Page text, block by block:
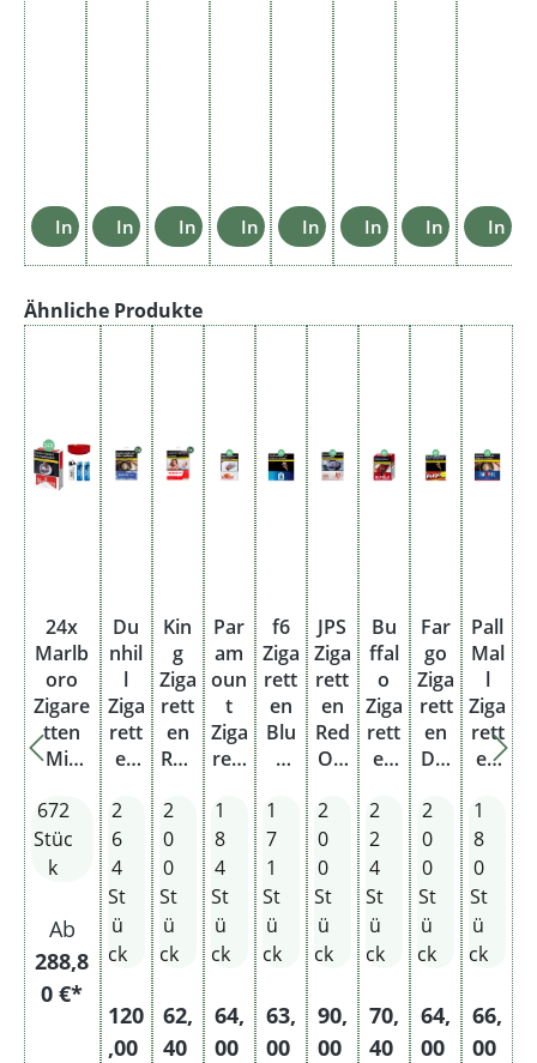
In den Warenkorb
In den Warenkorb
In den Warenkorb
In den Warenkorb
In den Warenkorb
In den Warenkorb
In den In
Produktgalerie überspringen
Ähnliche Produkte
24x
Marlb
oro
Zigare
tten
Mix
2x
Elektr
o-
euge +
1x
Sturm
feuerz
672
Stüc
k
Ab
288,8
0 €*
Du
nhil
l
Ziga
rett
en
e
Gig
a
Sta
nge
2
6
4
St
ü
ck
120
,00
Kin
g
Ziga
rett
en
Red
ue
Pac
k
Sta
nge
2
0
0
St
ü
ck
62,
40
Par
am
oun
t
Ziga
rett
Red
XL
Sta
nge
1
8
4
St
ü
ck
64,
00
f6
Ziga
rett
en
Blu
e
Sta
nge
1
7
1
St
ü
ck
63,
00
JPS
Ziga
rett
en
Red
Ori
al
Pac
k
Sta
nge
2
0
0
St
ü
ck
90,
00
Bu
ffal
o
Ziga
rett
en
Ma
xi
Pac
k
Sta
nge
2
2
4
St
ü
ck
70,
40
Far
go
Ziga
rett
en
Die
e
XL
Sta
nge
2
0
0
St
ü
ck
64,
00
Pall
Mal
l
Ziga
rett
en
Her
cule
s
Sta
nge
1
8
0
St
ü
ck
66,
00